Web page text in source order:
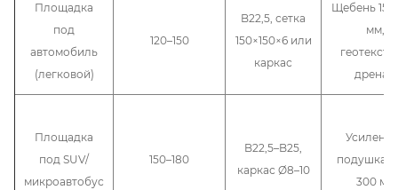
Площадка
под
автомобиль
(легковой)
120–150
B22,5, сетка
150×150×6 или
каркас
Щебень
мм,
дренаж
Площадка
под SUV/
микроавтобус
150–180
B22,5–B25,
каркас Ø8–10
подушка
300 мм